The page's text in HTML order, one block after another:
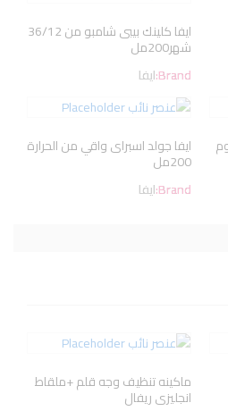
ايفا كلينك بيبى شامبو من 36/12
شهر200مل
Brand:ايفا
ايفا جولد اسبراى واقي من الحرارة
200مل
Brand:ايفا
ماكينه تنظيف وجه قلم +ملقاط
انجليزى ريفال